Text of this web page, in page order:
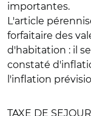
importantes.
L'article
forfaitaire des
d'habitation : il
constaté
l'inflation
TAXE DE SEJOUR